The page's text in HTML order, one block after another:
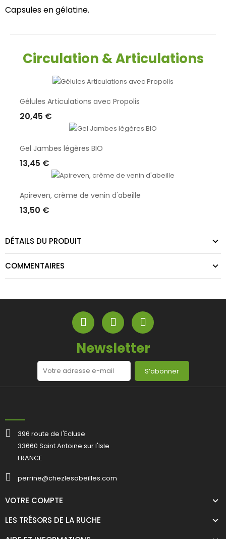
Capsules en gélatine.
Circulation & Articulations
Gélules Articulations avec Propolis
20,45 €
Ajouter Au Panier
Gel Jambes légères BIO
13,45 €
Ajouter Au Panier
Apireven, crème de venin d'abeille
13,50 €
DÉTAILS DU PRODUIT
COMMENTAIRES
Newsletter
S’abonner
396 route de l'Ecluse
33660 Saint Antoine sur l'Isle
FRANCE
perrine@chezlesabeilles.com
VOTRE COMPTE
LES TRÉSORS DE LA RUCHE